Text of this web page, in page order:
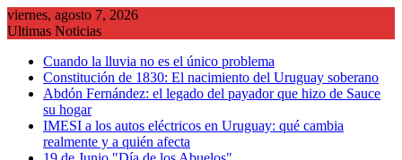
Saltar
al
viernes, agosto 7, 2026
Ultimas Noticias
Cuando la lluvia no es el único problema
Constitución de 1830: El nacimiento del Uruguay soberano
Abdón Fernández: el legado del payador que hizo de Sauce
su hogar
IMESI a los autos eléctricos en Uruguay: qué cambia
realmente y a quién afecta